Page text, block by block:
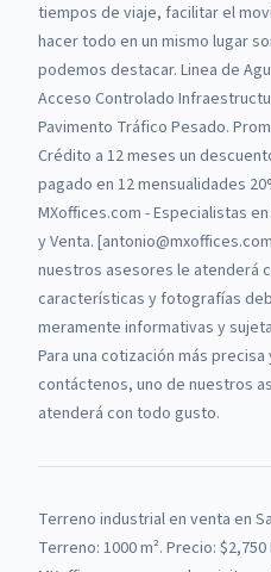
tiempos de viaje, facilitar el
hacer todo en un mismo lugar
podemos destacar. Linea de
Acceso Controlado
Pavimento Tráfico Pesado.
Crédito a 12 meses un
pagado en 12 mensualidades
MXoffices.com - Especialistas
y Venta.
nuestros asesores le atenderá
características y fotografías
meramente informativas y
Para una cotización más
contáctenos, uno de nuestros
atenderá con todo gusto.
Terreno industrialen venta en
Terreno: 1000 m². Precio: $2,750